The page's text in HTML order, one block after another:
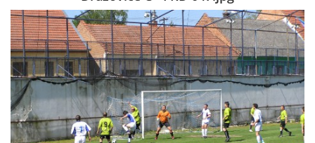
FKD A
FKD B
STARŠÍ DOROST